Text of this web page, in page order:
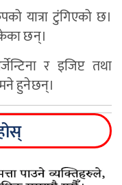
यात्रा टुंगिएको छ।
छन्।
र इजिप्ट तथा
हुनेछन्।